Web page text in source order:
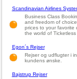
Scandinavian Airlines
Business Class
and freedom of
prices to your favorite
the world of Ticketless
Egon´s Rejser
Rejser og udflugter i
kundens ønske.
Bajstrup Rejser